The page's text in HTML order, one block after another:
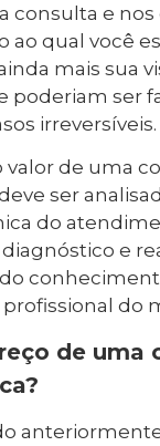
consulta e nos
ao qual você
mais sua
poderiam ser
irreversíveis.
valor de uma
ser
do
diagnóstico e
do
de uma